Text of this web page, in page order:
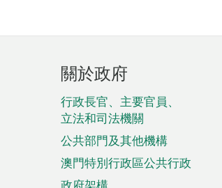
頁
腳
菜
單
關於政府
行政長官、主要官員、
立法和司法機關
公共部門及其他機構
澳門特別行政區公共行政